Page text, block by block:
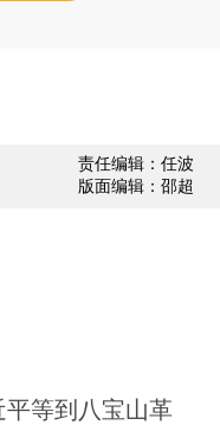
责任编辑：任波
版面编辑：邵超
等到八宝山革